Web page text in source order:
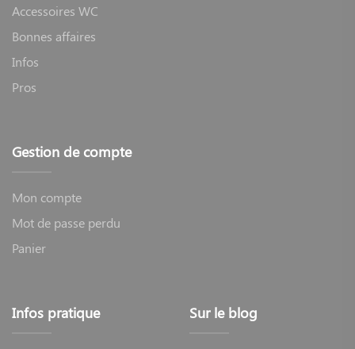
Accessoires WC
Bonnes affaires
Infos
Pros
Gestion de compte
Mon compte
Mot de passe perdu
Panier
Infos pratique Sur le blog